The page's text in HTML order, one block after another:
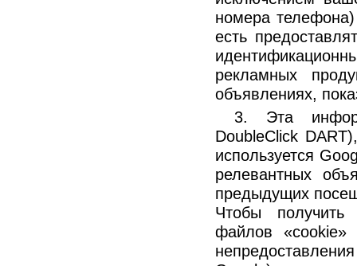
номера
есть
рекламных
объявлениях,
3. Эта
DoubleClick
используется
релевантных
предыдущих
Чтобы получить
файлов «cookie»